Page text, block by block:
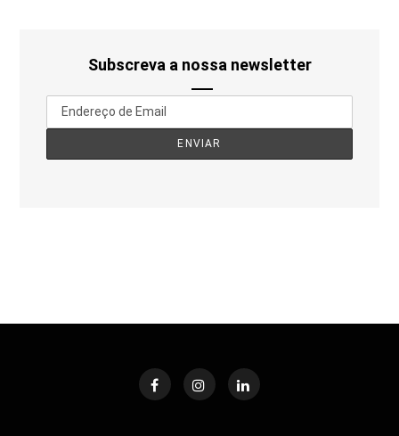
Subscreva a nossa newsletter